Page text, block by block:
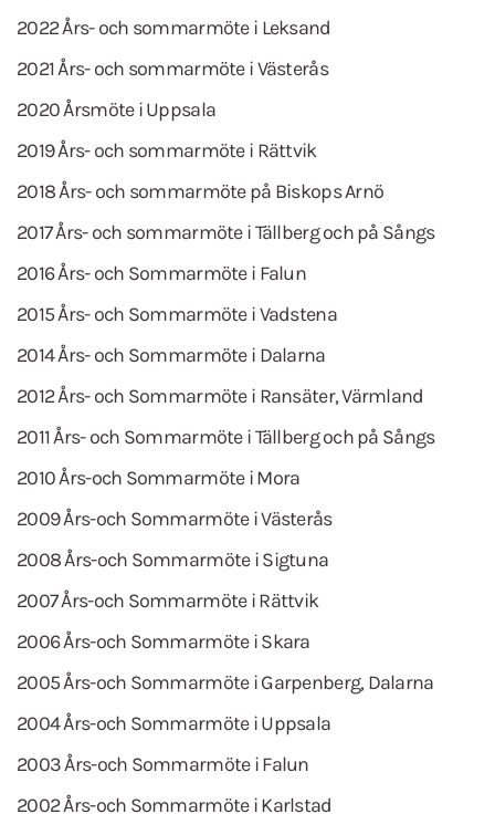
2022 Års- och sommarmöte i Leksand
2021 Års- och sommarmöte i Västerås
2020 Årsmöte i Uppsala
2019 Års- och sommarmöte i Rättvik
2018 Års- och sommarmöte på Biskops Arnö
2017 Års- och sommarmöte i Tällberg och på Sångs
2016 Års- och Sommarmöte i Falun
2015 Års- och Sommarmöte i Vadstena
2014 Års- och Sommarmöte i Dalarna
2012 Års- och Sommarmöte i Ransäter, Värmland
2011 Års- och Sommarmöte i Tällberg och på Sångs
2010 Års-och Sommarmöte i Mora
2009 Års-och Sommarmöte i Västerås
2008 Års-och Sommarmöte i Sigtuna
2007 Års-och Sommarmöte i Rättvik
2006 Års-och Sommarmöte i Skara
2005 Års-och Sommarmöte i Garpenberg, Dalarna
2004 Års-och Sommarmöte i Uppsala
2003 Års-och Sommarmöte i Falun
2002 Års-och Sommarmöte i Karlstad